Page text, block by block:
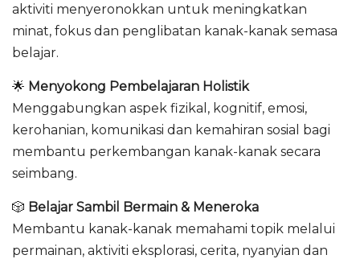
aktiviti menyeronokkan untuk meningkatkan
minat, fokus dan penglibatan kanak-kanak semasa
belajar.
🌟 Menyokong Pembelajaran Holistik
Menggabungkan aspek fizikal, kognitif, emosi,
kerohanian, komunikasi dan kemahiran sosial bagi
membantu perkembangan kanak-kanak secara
seimbang.
🎲 Belajar Sambil Bermain & Meneroka
Membantu kanak-kanak memahami topik melalui
permainan, aktiviti eksplorasi, cerita, nyanyian dan